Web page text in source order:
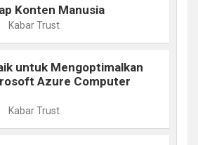
Konten Manusia
Kabar Trust
untuk Mengoptimalkan
Azure Computer
Kabar Trust